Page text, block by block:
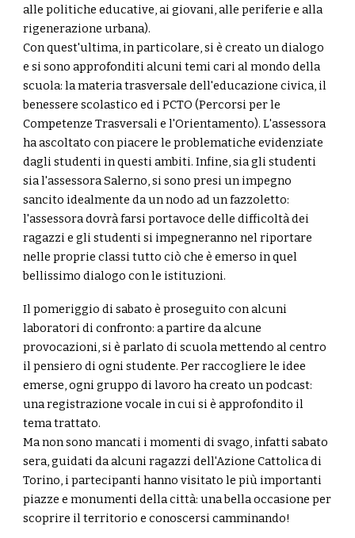
alle politiche educative, ai giovani, alle periferie e alla
rigenerazione urbana).
Con quest'ultima, in particolare, si è creato un dialogo
e si sono approfonditi alcuni temi cari al mondo della
scuola: la materia trasversale dell'educazione civica, il
benessere scolastico ed i PCTO (Percorsi per le
Competenze Trasversali e l'Orientamento). L'assessora
ha ascoltato con piacere le problematiche evidenziate
dagli studenti in questi ambiti. Infine, sia gli studenti
sia l'assessora Salerno, si sono presi un impegno
sancito idealmente da un nodo ad un fazzoletto:
l'assessora dovrà farsi portavoce delle difficoltà dei
ragazzi e gli studenti si impegneranno nel riportare
nelle proprie classi tutto ciò che è emerso in quel
bellissimo dialogo con le istituzioni.
Il pomeriggio di sabato è proseguito con alcuni
laboratori di confronto: a partire da alcune
provocazioni, si è parlato di scuola mettendo al centro
il pensiero di ogni studente. Per raccogliere le idee
emerse, ogni gruppo di lavoro ha creato un podcast:
una registrazione vocale in cui si è approfondito il
tema trattato.
Ma non sono mancati i momenti di svago, infatti sabato
sera, guidati da alcuni ragazzi dell'Azione Cattolica di
Torino, i partecipanti hanno visitato le più importanti
piazze e monumenti della città: una bella occasione per
scoprire il territorio e conoscersi camminando!